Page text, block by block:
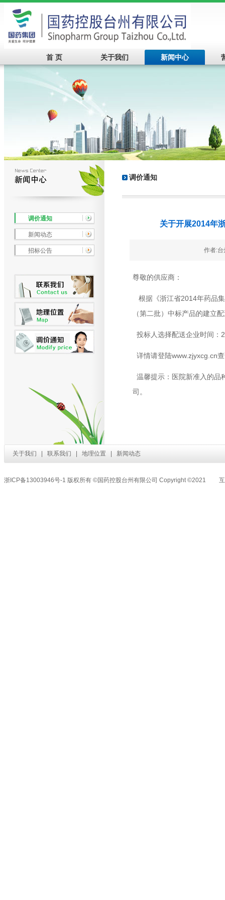
首 页 关于我们 新闻中心
调价通知
新闻动态
招标公告
调价通知
关于开展2014年
作者:
尊敬的供应商：
根据《浙江省2014年药品
（第二批）中标产品的建立
投标人选择配送企业时间：
详情请登陆www.zjyxcg.cn
温馨提示：医院新准入的品
司。
关于我们 联系我们 地理位置 新闻动态
浙ICP备13003946号-1 版权所有 ©国药控股台州有限公司 Copyright ©2021